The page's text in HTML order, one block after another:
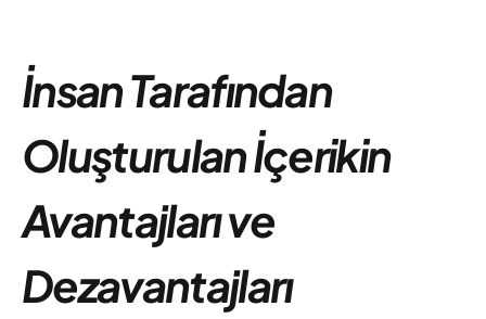
İnsan Tarafından
Oluşturulan İçerikin
Avantajları ve
Dezavantajları